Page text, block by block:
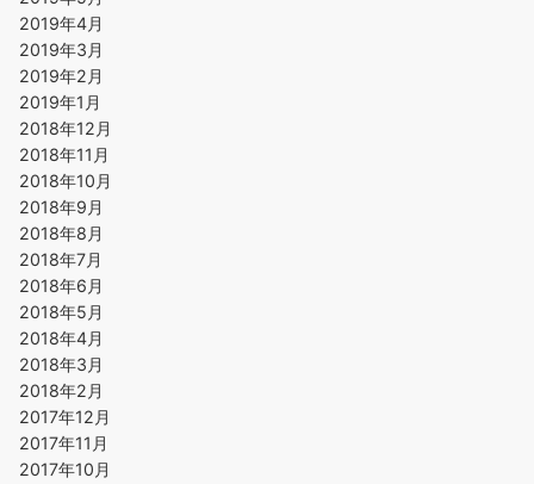
2019年4月
2019年3月
2019年2月
2019年1月
2018年12月
2018年11月
2018年10月
2018年9月
2018年8月
2018年7月
2018年6月
2018年5月
2018年4月
2018年3月
2018年2月
2017年12月
2017年11月
2017年10月